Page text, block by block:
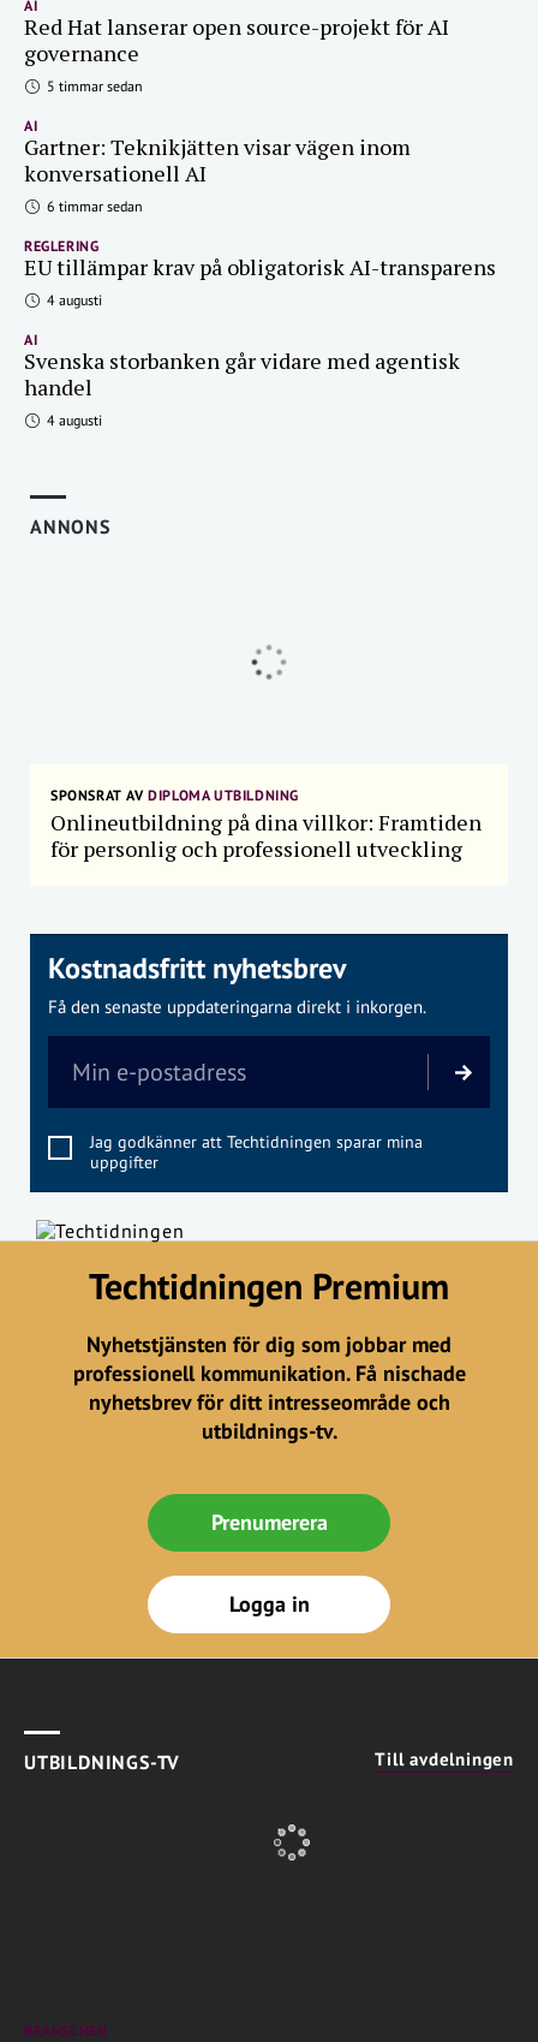
AI
Red Hat lanserar open source-projekt för AI
governance
5 timmar sedan
AI
Gartner: Teknikjätten visar vägen inom
konversationell AI
6 timmar sedan
REGLERING
EU tillämpar krav på obligatorisk AI-transparens
4 augusti
AI
Svenska storbanken går vidare med agentisk
handel
4 augusti
ANNONS
SPONSRAT AVDIPLOMA UTBILDNING
Onlineutbildning på dina villkor: Framtiden
för personlig och professionell utveckling
Kostnadsfritt nyhetsbrev
Få den senaste uppdateringarna direkt i inkorgen.
Jag godkänner att Techtidningen sparar mina
uppgifter
Techtidningen Premium
Nyhetstjänsten för dig som jobbar med
professionell kommunikation. Få nischade
nyhetsbrev för ditt intresseområde och
utbildnings-tv.
Prenumerera
Logga in
UTBILDNINGS-TV Till avdelningen
BRANSCHEN